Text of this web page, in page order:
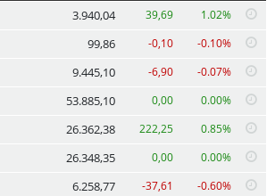
3.940,04 39,69 1.02%
99,86 -0,10 -0.10%
9.445,10 -6,90 -0.07%
53.885,10 0,00 0.00%
26.362,38 222,25 0.85%
26.348,35 0,00 0.00%
6.258,77 -37,61 -0.60%